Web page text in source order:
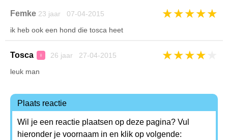
Femke 23 jaar 07-04-2015 ★★★★★
ik heb ook een hond die tosca heet
Tosca ♀ 26 jaar 27-04-2015 ★★★★
leuk man
Plaats reactie
Wil je een reactie plaatsen op deze pagina? Vul
hieronder je voornaam in en klik op volgende: